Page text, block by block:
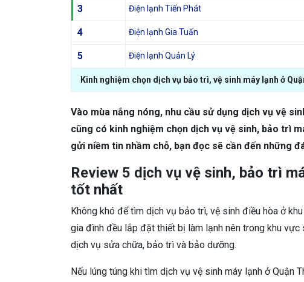
3 Điện lạnh Tiến Phát
4 Điện lạnh Gia Tuấn
5 Điện lạnh Quản Lý
Kinh nghiệm chọn dịch vụ bảo trì, vệ sinh máy lạnh ở
Vào mùa nắng nóng, nhu cầu sử dụng dịch vụ vệ
cũng có kinh nghiệm chọn dịch vụ vệ sinh, bảo trì
gửi niềm tin nhầm chỗ, bạn đọc sẽ cần đến những
Review 5 dịch vụ vệ sinh, bảo trì
tốt nhất
Không khó để tìm dịch vụ bảo trì, vệ sinh điều hòa ở
gia đình đều lắp đặt thiết bị làm lạnh nên trong khu
dịch vụ sửa chữa, bảo trì và bảo dưỡng.
Nếu lúng túng khi tìm dịch vụ vệ sinh máy lạnh ở